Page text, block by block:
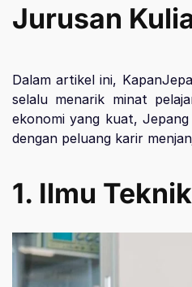
Jurusan
Dalam artikel ini,
selalu menarik minat
ekonomi yang kuat,
dengan peluang karir
1. Ilmu